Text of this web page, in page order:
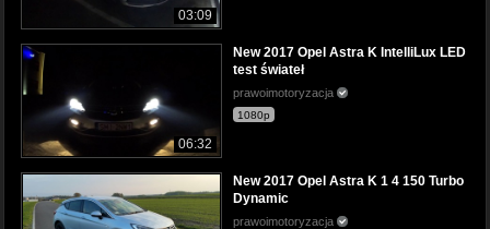
03:09
06:32
New 2017 Opel Astra K IntelliLux LED
test świateł
prawoimotoryzacja
1080p
New 2017 Opel Astra K 1 4 150 Turbo
Dynamic
prawoimotoryzacja